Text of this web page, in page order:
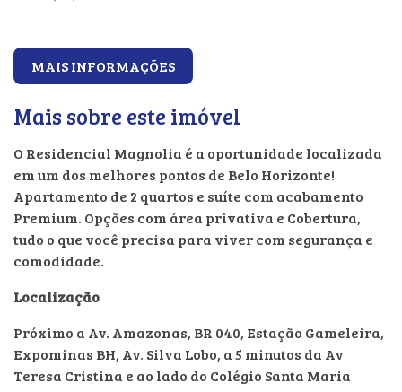
MAIS INFORMAÇÕES
Mais sobre este imóvel
O Residencial Magnolia é a oportunidade localizada
em um dos melhores pontos de Belo Horizonte!
Apartamento de 2 quartos e suíte com acabamento
Premium. Opções com área privativa e Cobertura,
tudo o que você precisa para viver com segurança e
comodidade.
Localização
Próximo a Av. Amazonas, BR 040, Estação Gameleira,
Expominas BH, Av. Silva Lobo, a 5 minutos da Av
Teresa Cristina e ao lado do Colégio Santa Maria